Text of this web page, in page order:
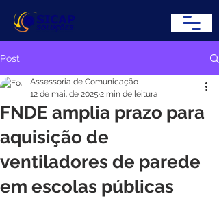
Post
FNDE amplia prazo para
aquisição de
ventiladores de parede
em escolas públicas
Assessoria de Comunicação
12 de mai. de 2025 2 min de leitura